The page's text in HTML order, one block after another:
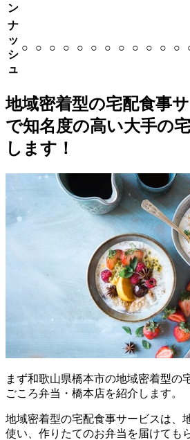
ン
ナ
ッ
シ
ュ
○ ○ ○ ○ ○ ○ ○ ○ ○ ○ ○ ○
地域密着型の宅配食事
で知名度の高い大手の
します！
まず和歌山県橋本市の地域密着型の
ごころ弁当・橋本店を紹介します。
地域密着型の宅配食事サービスは、
使い、作りたてのお弁当を届けても